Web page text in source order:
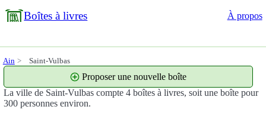
Boîtes à livres À propos
Ain Saint-Vulbas
La ville de Saint-Vulbas compte 4 boîtes à livres, soit une boîte pour
300 personnes environ.
Proposer une nouvelle boîte